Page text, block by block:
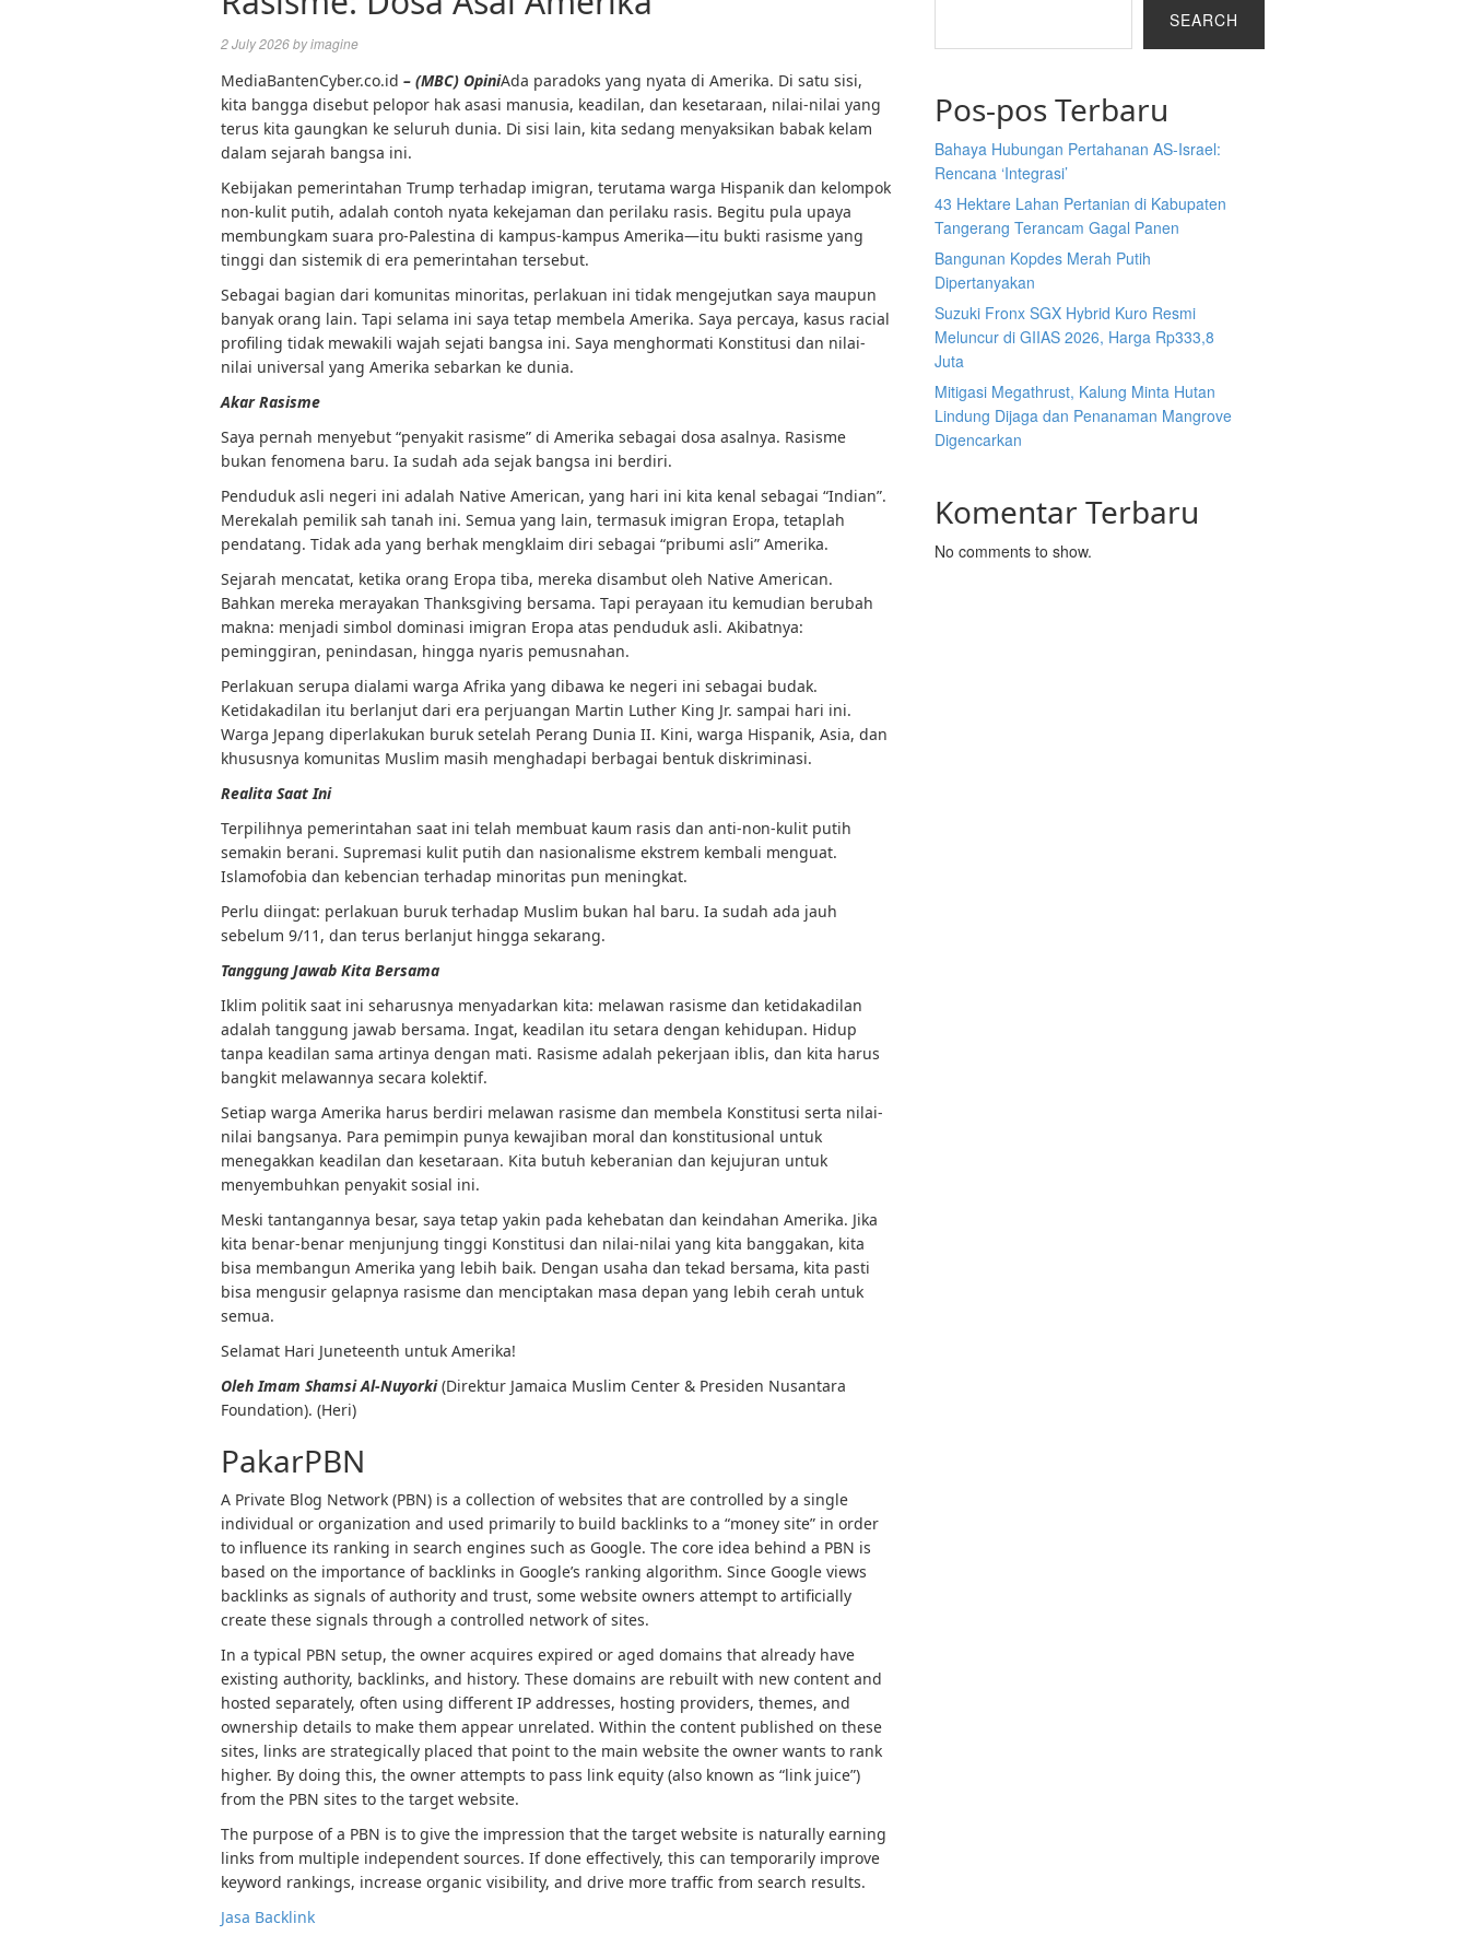
2 July 2026byimagine
MediaBantenCyber.co.id – (MBC) OpiniAda paradoks yang nyata di Amerika. Di satu sisi,
kita bangga disebut pelopor hak asasi manusia, keadilan, dan kesetaraan, nilai-nilai yang
terus kita gaungkan ke seluruh dunia. Di sisi lain, kita sedang menyaksikan babak kelam
dalam sejarah bangsa ini.
Kebijakan pemerintahan Trump terhadap imigran, terutama warga Hispanik dan kelompok
non-kulit putih, adalah contoh nyata kekejaman dan perilaku rasis. Begitu pula upaya
membungkam suara pro-Palestina di kampus-kampus Amerika—itu bukti rasisme yang
tinggi dan sistemik di era pemerintahan tersebut.
Sebagai bagian dari komunitas minoritas, perlakuan ini tidak mengejutkan saya maupun
banyak orang lain. Tapi selama ini saya tetap membela Amerika. Saya percaya, kasus racial
profiling tidak mewakili wajah sejati bangsa ini. Saya menghormati Konstitusi dan nilai-
nilai universal yang Amerika sebarkan ke dunia.
Akar Rasisme
Saya pernah menyebut “penyakit rasisme” di Amerika sebagai dosa asalnya. Rasisme
bukan fenomena baru. Ia sudah ada sejak bangsa ini berdiri.
Penduduk asli negeri ini adalah Native American, yang hari ini kita kenal sebagai “Indian”.
Merekalah pemilik sah tanah ini. Semua yang lain, termasuk imigran Eropa, tetaplah
pendatang. Tidak ada yang berhak mengklaim diri sebagai “pribumi asli” Amerika.
Sejarah mencatat, ketika orang Eropa tiba, mereka disambut oleh Native American.
Bahkan mereka merayakan Thanksgiving bersama. Tapi perayaan itu kemudian berubah
makna: menjadi simbol dominasi imigran Eropa atas penduduk asli. Akibatnya:
peminggiran, penindasan, hingga nyaris pemusnahan.
Perlakuan serupa dialami warga Afrika yang dibawa ke negeri ini sebagai budak.
Ketidakadilan itu berlanjut dari era perjuangan Martin Luther King Jr. sampai hari ini.
Warga Jepang diperlakukan buruk setelah Perang Dunia II. Kini, warga Hispanik, Asia, dan
khususnya komunitas Muslim masih menghadapi berbagai bentuk diskriminasi.
Realita Saat Ini
Terpilihnya pemerintahan saat ini telah membuat kaum rasis dan anti-non-kulit putih
semakin berani. Supremasi kulit putih dan nasionalisme ekstrem kembali menguat.
Islamofobia dan kebencian terhadap minoritas pun meningkat.
Perlu diingat: perlakuan buruk terhadap Muslim bukan hal baru. Ia sudah ada jauh
sebelum 9/11, dan terus berlanjut hingga sekarang.
Tanggung Jawab Kita Bersama
Iklim politik saat ini seharusnya menyadarkan kita: melawan rasisme dan ketidakadilan
adalah tanggung jawab bersama. Ingat, keadilan itu setara dengan kehidupan. Hidup
tanpa keadilan sama artinya dengan mati. Rasisme adalah pekerjaan iblis, dan kita harus
bangkit melawannya secara kolektif.
Setiap warga Amerika harus berdiri melawan rasisme dan membela Konstitusi serta nilai-
nilai bangsanya. Para pemimpin punya kewajiban moral dan konstitusional untuk
menegakkan keadilan dan kesetaraan. Kita butuh keberanian dan kejujuran untuk
menyembuhkan penyakit sosial ini.
Meski tantangannya besar, saya tetap yakin pada kehebatan dan keindahan Amerika. Jika
kita benar-benar menjunjung tinggi Konstitusi dan nilai-nilai yang kita banggakan, kita
bisa membangun Amerika yang lebih baik. Dengan usaha dan tekad bersama, kita pasti
bisa mengusir gelapnya rasisme dan menciptakan masa depan yang lebih cerah untuk
semua.
Selamat Hari Juneteenth untuk Amerika!
Oleh Imam Shamsi Al-Nuyorki (Direktur Jamaica Muslim Center & Presiden Nusantara
Foundation). (Heri)
PakarPBN
A Private Blog Network (PBN) is a collection of websites that are controlled by a single
individual or organization and used primarily to build backlinks to a “money site” in order
to influence its ranking in search engines such as Google. The core idea behind a PBN is
based on the importance of backlinks in Google’s ranking algorithm. Since Google views
backlinks as signals of authority and trust, some website owners attempt to artificially
create these signals through a controlled network of sites.
In a typical PBN setup, the owner acquires expired or aged domains that already have
existing authority, backlinks, and history. These domains are rebuilt with new content and
hosted separately, often using different IP addresses, hosting providers, themes, and
ownership details to make them appear unrelated. Within the content published on these
sites, links are strategically placed that point to the main website the owner wants to rank
higher. By doing this, the owner attempts to pass link equity (also known as “link juice”)
from the PBN sites to the target website.
The purpose of a PBN is to give the impression that the target website is naturally earning
links from multiple independent sources. If done effectively, this can temporarily improve
keyword rankings, increase organic visibility, and drive more traffic from search results.
Jasa Backlink
SEARCH
Pos-pos Terbaru
Bahaya Hubungan Pertahanan AS-Israel:
Rencana ‘Integrasi’
43 Hektare Lahan Pertanian di Kabupaten
Tangerang Terancam Gagal Panen
Bangunan Kopdes Merah Putih
Dipertanyakan
Suzuki Fronx SGX Hybrid Kuro Resmi
Meluncur di GIIAS 2026, Harga Rp333,8
Juta
Mitigasi Megathrust, Kalung Minta Hutan
Lindung Dijaga dan Penanaman Mangrove
Digencarkan
Komentar Terbaru
No comments to show.